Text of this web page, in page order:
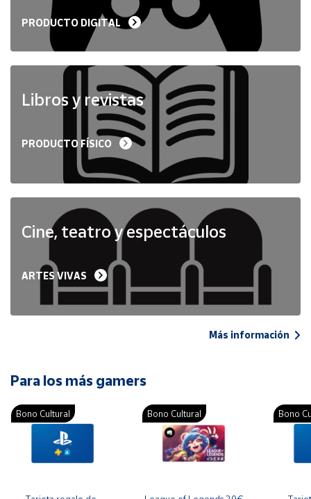
Península
Baleares
Melilla
PRODUCTO DIGITAL
Libros y revistas
PRODUCTO FÍSICO
Cine, teatro y espectáculos
ARTES VIVAS
Más información
Para los más gamers
Bono Cultural Bono Cultural Bono